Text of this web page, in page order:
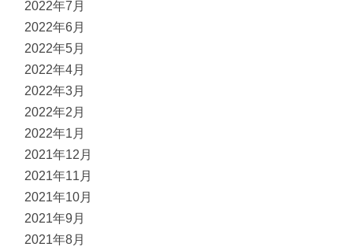
2022年7月
2022年6月
2022年5月
2022年4月
2022年3月
2022年2月
2022年1月
2021年12月
2021年11月
2021年10月
2021年9月
2021年8月